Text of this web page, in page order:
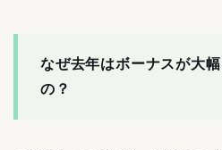
なぜ去年はボーナスが大
の？